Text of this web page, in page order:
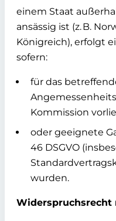
einem Staat
ansässig ist (z. B.
Königreich), erfolgt
sofern:
für das
Kommission
oder geeignete
46 DSGVO
wurden.
Widerspruchsrecht